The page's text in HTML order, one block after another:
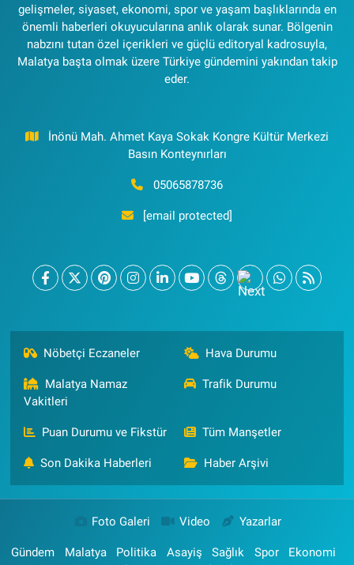
gelişmeler, siyaset, ekonomi, spor ve yaşam başlıklarında en
önemli haberleri okuyucularına anlık olarak sunar. Bölgenin
nabzını tutan özel içerikleri ve güçlü editoryal kadrosuyla,
Malatya başta olmak üzere Türkiye gündemini yakından takip
eder.
İnönü Mah. Ahmet Kaya Sokak Kongre Kültür Merkezi
Basın Konteynırları
05065878736
[email protected]
Nöbetçi Eczaneler Hava Durumu
Malatya Namaz
Vakitleri
Trafik Durumu
Puan Durumu ve Fikstür Tüm Manşetler
Son Dakika Haberleri Haber Arşivi
Foto Galeri Video Yazarlar
Gündem Malatya Politika Asayiş Sağlık Spor
Ekonomi